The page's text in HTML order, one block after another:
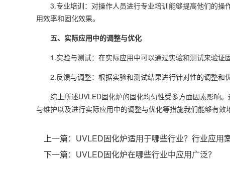
3.专业培训：对操作人员进行专业培训能够提高他们的操
用效率和固化效果。
五、实际应用中的调整与优化
1.实验与测试：在实际应用中可以通过实验和测试来验证
2.反馈与调整：根据实验和测试结果进行针对性的调整和
综上所述UVLED固化炉的固化均匀性受多方面因素影响。
与维护以及进行实际应用中的调整与优化等措施我们能够有效
上一篇： UVLED固化炉适用于哪些行业？行业应用
下一篇： UVLED固化炉在哪些行业中应用广泛？